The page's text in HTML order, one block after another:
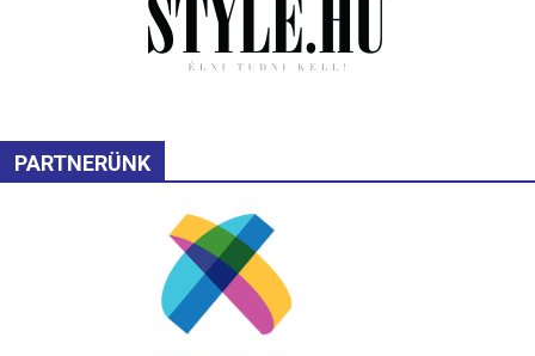
PARTNERÜNK